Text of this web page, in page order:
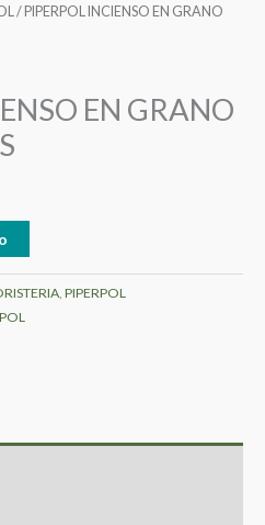
/ PIPERPOL INCIENSO EN GRANO
EN GRANO
, PIPERPOL